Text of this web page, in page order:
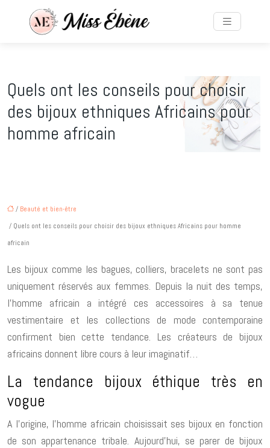
Quels ont les conseils pour choisir
des bijoux ethniques Africains pour
homme africain
/ Beauté et bien-être
/ Quels ont les conseils pour choisir des bijoux ethniques Africains pour homme
africain
Les bijoux comme les bagues, colliers, bracelets ne sont pas
uniquement réservés aux femmes. Depuis la nuit des temps,
l’homme africain a intégré ces accessoires à sa tenue
vestimentaire et les collections de mode contemporaine
confirment bien cette tendance. Les créateurs de bijoux
africains donnent libre cours à leur imaginatif…
La tendance bijoux éthique très en
vogue
A l’origine, l’homme africain choisissait ses bijoux en fonction
de son appartenance tribale. Aujourd’hui, se parer de bijoux